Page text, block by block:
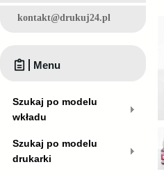
kontakt@drukuj24.pl
Menu
Szukaj po modelu
wkładu
Szukaj po modelu
drukarki